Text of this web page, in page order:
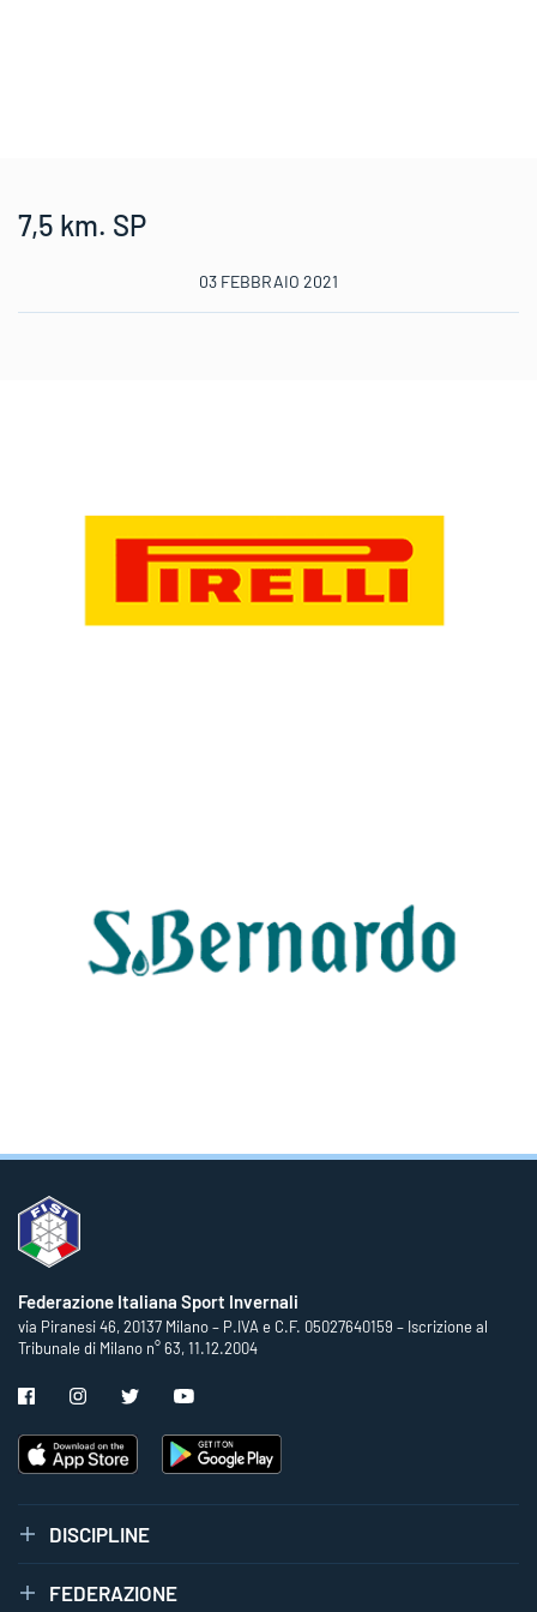
7,5 km. SP
03 FEBBRAIO 2021
Federazione Italiana Sport Invernali
via Piranesi 46, 20137 Milano – P.IVA e C.F. 05027640159 – Iscrizione al
Tribunale di Milano n° 63, 11.12.2004
DISCIPLINE
FEDERAZIONE